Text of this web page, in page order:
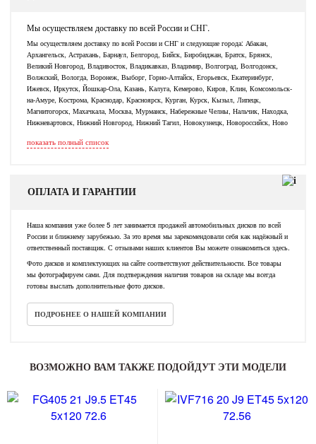
Мы осуществляем доставку по всей России и СНГ.
Мы осуществляем доставку по всей России и СНГ и следующие города: Абакан,
Архангельск, Астрахань, Барнаул, Белгород, Бийск, Биробиджан, Братск, Брянск,
Великий Новгород, Владивосток, Владикавказ, Владимир, Волгоград, Волгодонск,
Волжский, Вологда, Воронеж, Выборг, Горно-Алтайск, Егорьевск, Екатеринбург,
Ижевск, Иркутск, Йошкар-Ола, Казань, Калуга, Кемерово, Киров, Клин, Комсомольск-
на-Амуре, Кострома, Краснодар, Красноярск, Курган, Курск, Кызыл, Липецк,
Магнитогорск, Махачкала, Москва, Мурманск, Набережные Челны, Нальчик, Находка,
Нижневартовск, Нижний Новгород, Нижний Тагил, Новокузнецк, Новороссийск, Ново
показать полный список
ОПЛАТА И ГАРАНТИИ
Наша компания уже более 5 лет занимается продажей автомобильных дисков по всей
России и ближнему зарубежью. За это время мы зарекомендовали себя как надёжный и
ответственный поставщик. С отзывами наших клиентов Вы можете ознакомиться здесь.
Фото дисков и комплектующих на сайте соответствуют действительности. Все товары
мы фотографируем сами. Для подтверждения наличия товаров на складе мы всегда
готовы выслать дополнительные фото дисков.
ПОДРОБНЕЕ О НАШЕЙ КОМПАНИИ
ВОЗМОЖНО ВАМ ТАКЖЕ ПОДОЙДУТ ЭТИ МОДЕЛИ